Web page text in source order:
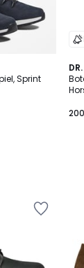
Sprint